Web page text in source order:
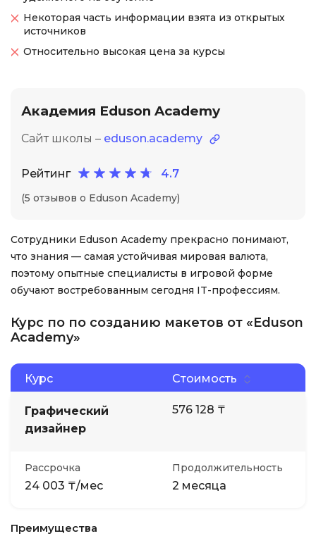
Некоторая часть информации взята из открытых
источников
Относительно высокая цена за курсы
Академия Eduson Academy
Сайт школы – eduson.academy
Рейтинг 4.7
(5 отзывов о Eduson Academy)
Сотрудники Eduson Academy прекрасно понимают,
что знания — самая устойчивая мировая валюта,
поэтому опытные специалисты в игровой форме
обучают востребованным сегодня IT-профессиям.
Курс по по созданию макетов от «Eduson
Academy»
Курс Стоимость
Графический
дизайнер
576 128 ₸
Рассрочка
24 003 ₸/мес
Продолжительность
2 месяца
Преимущества